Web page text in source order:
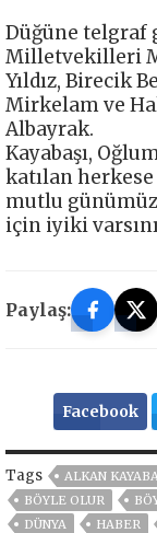
Düğüne telgraf
Milletvekilleri
Yıldız, Birecik
Mirkelam ve
Albayrak.
Kayabaşı,
katılan
mutlu
için iyiki
Paylaş:
Facebook
Tags ALKAN
BÖYLE OLUR
DÜNYA
HABER